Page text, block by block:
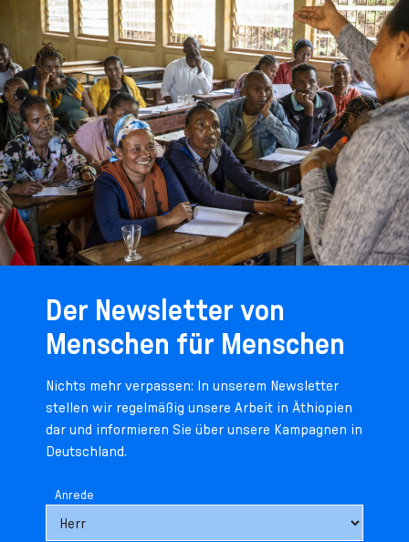
Der Newsletter von
Menschen für Menschen
Nichts mehr verpassen: In unserem Newsletter
stellen wir regelmäßig unsere Arbeit in Äthiopien
dar und informieren Sie über unsere Kampagnen in
Deutschland.
Anrede